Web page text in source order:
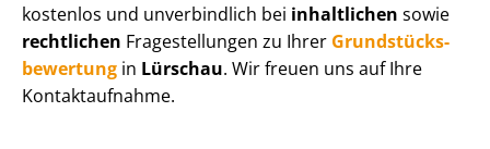
kostenlos und unverbindlich bei inhaltlichen sowie
rechtlichen Fragestellungen zu Ihrer Grund­stücks­
be­wer­tung in Lürschau. Wir freuen uns auf Ihre
Kontaktaufnahme.